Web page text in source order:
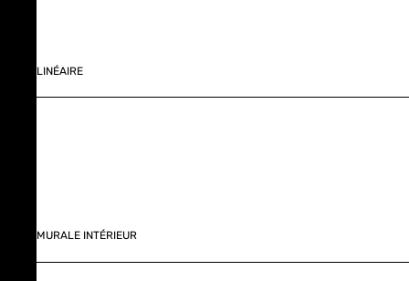
LINÉAIRE
MURALE INTÉRIEUR